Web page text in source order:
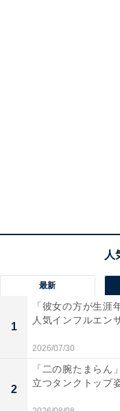
最新
1
「彼女の方が生涯
人気インフルエン
2026/07/30
2
「二の腕たまらん
立つタンクトップ